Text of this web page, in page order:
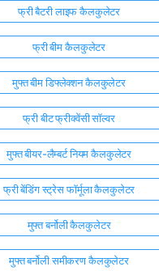
फ्री बैटरी लाइफ कैलकुलेटर
फ्री बीम कैलकुलेटर
मुफ्त बीम डिफ्लेक्शन कैलकुलेटर
फ्री बीट फ्रीक्वेंसी सॉल्वर
मुफ्त बीयर-लैम्बर्ट नियम कैलकुलेटर
फ्री बेंडिंग स्ट्रेस फॉर्मूला कैलकुलेटर
मुफ्त बर्नोली कैलकुलेटर
मुफ्त बर्नोली समीकरण कैलकुलेटर